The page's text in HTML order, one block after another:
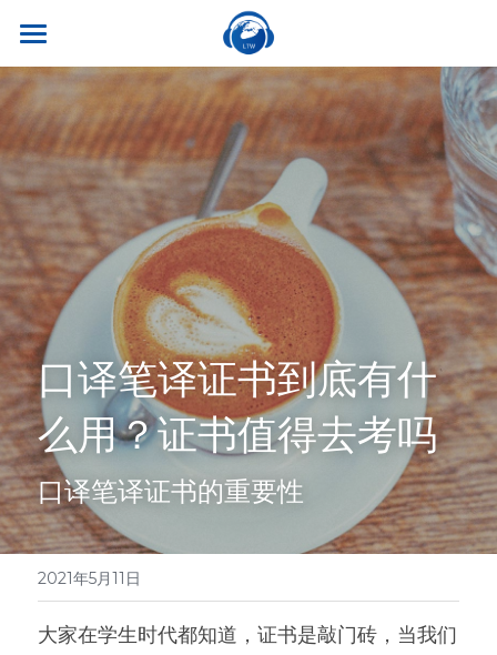
首页
关于我们
听世界外语
名师风采
学校荣誉
考试比赛
合作伙伴
最新资讯
热门课程
英专学硕
英专专硕
英语口译
英语笔译
流利口语
雅思托福
医学系列
实习就业
实习项目
就业资讯
学习资源
干货讲座
真题系列
双语资料
翻译服务
笔译服务
口译服务
翻译语种
翻译报价
联系我们
口译笔译证书到底有什
么用？证书值得去考吗
口译笔译证书的重要性
2021年5月11日
大家在学生时代都知道，证书是敲门砖，当我们
商品分类
所有商品分类